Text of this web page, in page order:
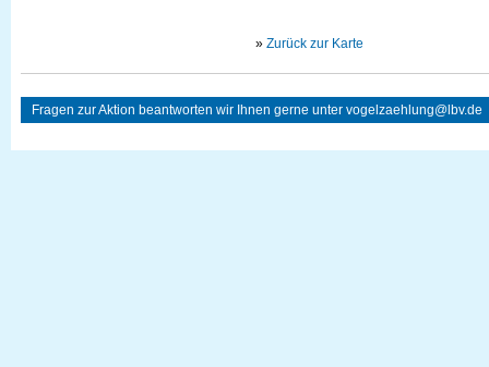
» Zurück zur Karte
Fragen zur Aktion beantworten wir Ihnen gerne unter vogelzaehlung@lbv.de